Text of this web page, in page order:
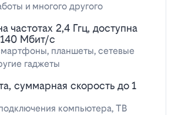
и многого другого
частотах 2,4 Ггц, доступна
Мбит/с
планшеты, сетевые
гаджеты
суммарная скорость до 1
компьютера, ТВ